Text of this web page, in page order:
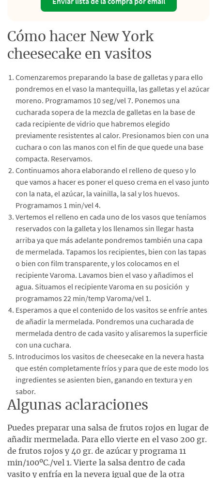
Cómo hacer New York
cheesecake en vasitos
Comenzaremos preparando la base de galletas y para ello
pondremos en el vaso la mantequilla, las galletas y el azúcar
moreno. Programamos 10 seg/vel 7. Ponemos una
cucharada sopera de la mezcla de galletas en la base de
cada recipiente de vidrio que habremos elegido
previamente resistentes al calor. Presionamos bien con una
cuchara o con las manos con el fin de que quede una base
compacta. Reservamos.
Continuamos ahora elaborando el relleno de queso y lo
que vamos a hacer es poner el queso crema en el vaso junto
con la nata, el azúcar, la vainilla, la sal y los huevos.
Programamos 1 min/vel 4.
Vertemos el relleno en cada uno de los vasos que teníamos
reservados con la galleta y los llenamos sin llegar hasta
arriba ya que más adelante pondremos también una capa
de mermelada. Tapamos los recipientes, bien con las tapas
o bien con film transparente, y los colocamos en el
recipiente Varoma. Lavamos bien el vaso y añadimos el
agua. Situamos el recipiente Varoma en su posición y
programamos 22 min/temp Varoma/vel 1.
Esperamos a que el contenido de los vasitos se enfríe antes
de añadir la mermelada. Pondremos una cucharada de
mermelada dentro de cada vasito y alisaremos la superficie
con una cuchara.
Introducimos los vasitos de cheesecake en la nevera hasta
que estén completamente fríos y para que de este modo los
ingredientes se asienten bien, ganando en textura y en
sabor.
Algunas aclaraciones
Puedes preparar una salsa de frutos rojos en lugar de
añadir mermelada. Para ello vierte en el vaso 200 gr.
de frutos rojos y 40 gr. de azúcar y programa 11
min/100ºC./vel 1. Vierte la salsa dentro de cada
vasito y enfría en la nevera igual que de la otra